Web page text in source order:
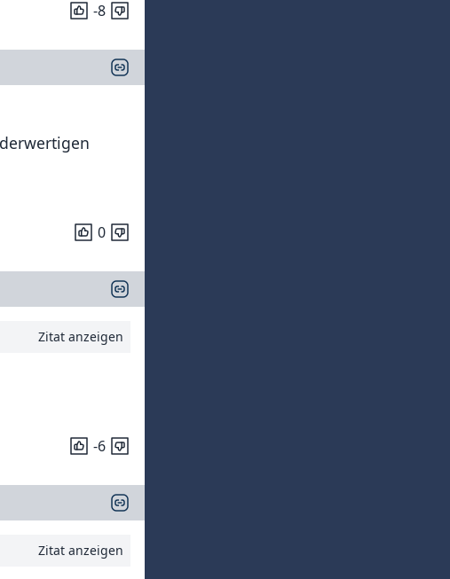
-8
0
Zitat anzeigen
-6
Zitat anzeigen